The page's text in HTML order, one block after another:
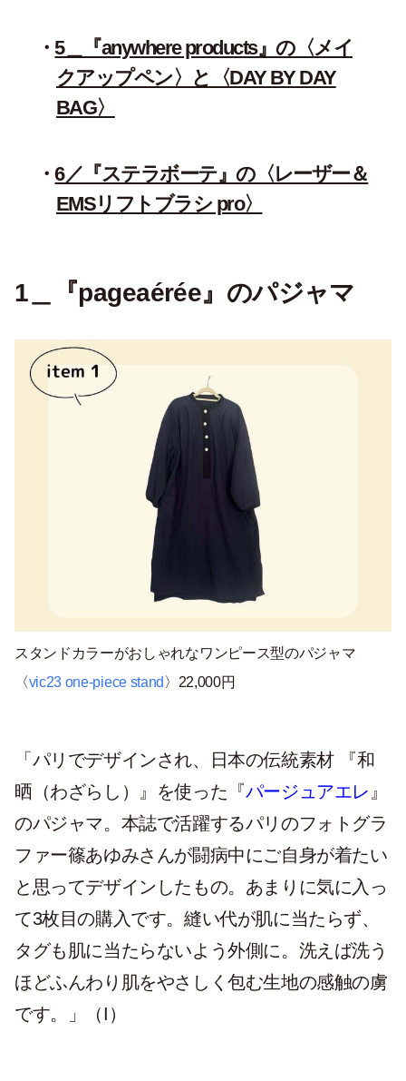
5＿『anywhere products』の〈メイ
クアップペン〉と〈DAY BY DAY
BAG〉
6／『ステラボーテ』の〈レーザー＆
EMSリフトブラシ pro〉
1＿『pageaérée』のパジャマ
スタンドカラーがおしゃれなワンピース型のパジャマ
〈vic23 one-piece stand 〉22,000円
「 パリでデザインされ、日本の伝統素材 『和
晒（わざらし）』を使った『パージュアエレ 』
のパジャマ。本誌で活躍するパリのフォトグラ
ファー篠あゆみさんが闘病中にご自身が着たい
と思ってデザインしたもの。あまりに気に入っ
て3枚目の購入です。縫い代が肌に当たらず、
タグも肌に当たらないよう外側に。洗えば洗う
ほどふんわり肌をやさしく包む生地の感触の虜
です。」（I）